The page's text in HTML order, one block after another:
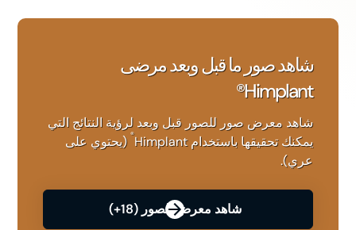
شاهد صور ما قبل وبعد مرضى
Himplant®
شاهد معرض صور للصور قبل وبعد لرؤية النتائج التي
يمكنك تحقيقها باستخدام Himplant
® (يحتوي على
عري).
شاهد معرض الصور (18+)